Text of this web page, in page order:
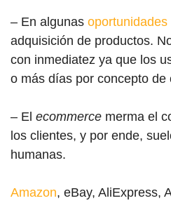
– En algunas
adquisición de productos.
con inmediatez ya que los
o más días por concepto de
– El ecommerce merma el
los clientes, y por ende,
humanas.
Amazon, eBay, AliExpress,